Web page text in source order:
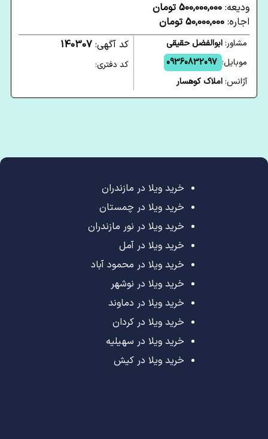
ودیعه: 500,000,000 تومان
اجاره: 50,000,000 تومان
مشاور:ابوالفضل حقیقی
موبایل: 09360832097
آژانس:املاک کوهسار
کد آگهی: 140307
کد دفتری:
خرید ویلا در مازندران
خرید ویلا در چمستان
خرید ویلا در نور مازندران
خرید ویلا در آمل
خرید ویلا در محمود آباد
خرید ویلا در نوشهر
خرید ویلا در دماوند
خرید ویلا در کردان
خرید ویلا در سهیلیه
خرید ویلا در کیش